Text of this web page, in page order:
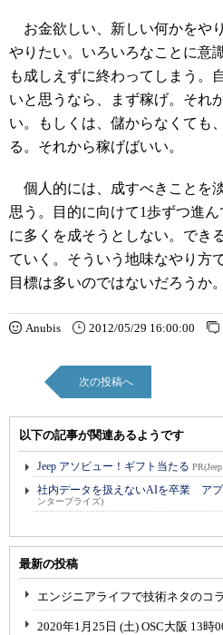
お金欲しい、新しい何かをや
やりたい。いろいろなことに意
も成しえずに終わってしまう。
いと思うなら、まず稼げ。それ
い。もしくは、儲からなくても
る。それから稼げばいい。
個人的には、成すべきことを
思う。目的に向けて1歩ずつ進
に多くを成そうとしない。でき
ていく。そういう地味なやり方
目標は多いのではないだろうか。
Anubis 2012/05/29 16:00:00
次の投稿へ
以下の記事が関連あるようです
Jeep アソビュー！ギフト当たる
社内データを扱えないAIを卒業 ア
ンタープライズ)
最新の投稿
エンジニアライフで技術ネタのコ
2020年1月25日 (土) OSC大阪 13時